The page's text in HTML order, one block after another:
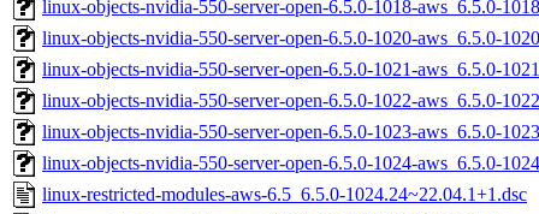
linux-objects-nvidia-550-server-open-6.5.0-1018-aws_6.5.0-
linux-objects-nvidia-550-server-open-6.5.0-1020-aws_6.5.0-
linux-objects-nvidia-550-server-open-6.5.0-1021-aws_6.5.0-
linux-objects-nvidia-550-server-open-6.5.0-1022-aws_6.5.0-
linux-objects-nvidia-550-server-open-6.5.0-1023-aws_6.5.0-
linux-objects-nvidia-550-server-open-6.5.0-1024-aws_6.5.0-
linux-restricted-modules-aws-6.5_6.5.0-1024.24~22.04.1+1.dsc